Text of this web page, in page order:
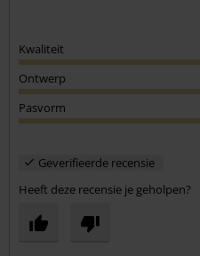
Kwaliteit
Ontwerp
Pasvorm
Geverifieerde recensie
Heeft deze recensie je geholpen?